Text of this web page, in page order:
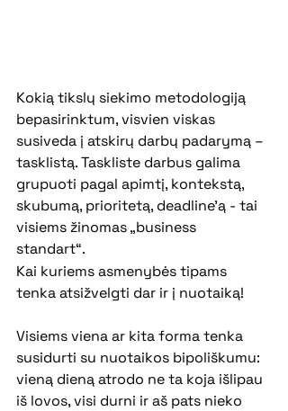
Kokią tikslų siekimo metodologiją
bepasirinktum, visvien viskas
susiveda į atskirų darbų padarymą –
tasklistą. Taskliste darbus galima
grupuoti pagal apimtį, kontekstą,
skubumą, prioritetą, deadline'ą - tai
visiems žinomas „business
standart“.
Kai kuriems asmenybės tipams
tenka atsižvelgti dar ir į nuotaiką!
Visiems viena ar kita forma tenka
susidurti su nuotaikos bipoliškumu:
vieną dieną atrodo ne ta koja išlipau
iš lovos, visi durni ir aš pats nieko